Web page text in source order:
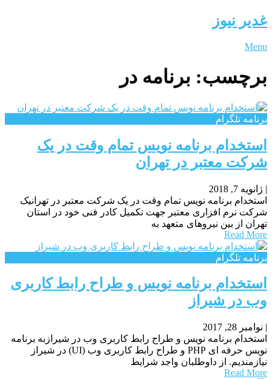
غدیر نیوز
Menu
برچسب: برنامه در
برنامه تلگرام
استخدام برنامه نویس تمام وقت در یک
شرکت معتبر در تهران
| ژانویه 7, 2018
استخدام برنامه نویس تمام وقت در یک شرکت معتبر در تهرانیک
شرکت نرم افزاری معتبر جهت تکمیل کادر فنی خود در استان
تهران از بین نیروهای متعهد به
Read More
برنامه تلگرام
استخدام برنامه نویس و طراح رابط کاربری
وب در شیراز
| نوامبر 28, 2017
استخدام برنامه نویس و طراح رابط کاربری وب در شیرازبه برنامه
نویس حرفه ای PHP و طراح رابط کاربری وب (UI) در شیراز
نیازمندیم. از داوطلبان واجد شرایط
Read More